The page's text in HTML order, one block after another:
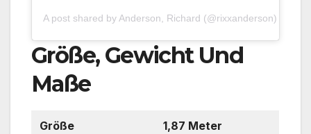
A post shared by Anderson, Richard (@rixxanderson)
Größe, Gewicht Und
Maße
Größe 1,87 Meter